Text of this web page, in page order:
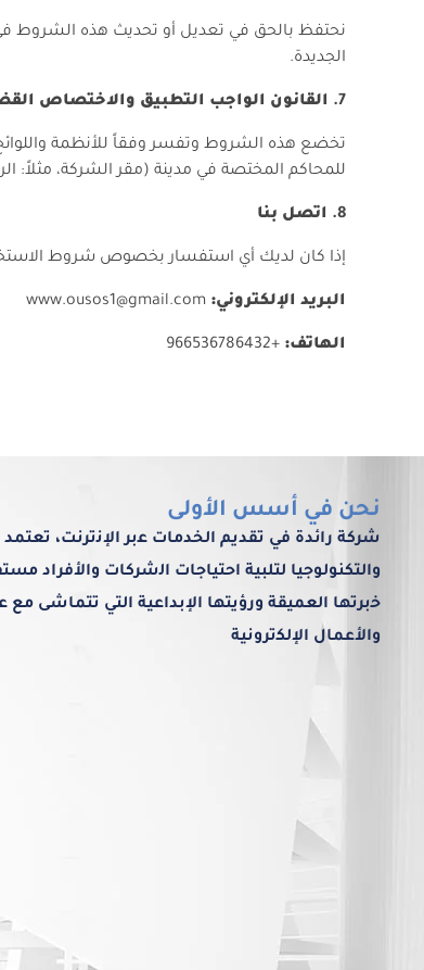
نحتفظ بالحق في تعديل أو تحديث هذه الشروط
الجديدة.
القانون الواجب التطبيق والاختصاص
تخضع هذه الشروط وتفسر وفقاً للأنظمة
للمحاكم المختصة في مدينة (مقر الشركة، مثلاً:
اتصل بنا
إذا كان لديك أي استفسار بخصوص شروط
البريد الإلكتروني:
الهاتف: +966536786432
نحن في أسس الأولى
شرﻛﺔ راﺋﺪة ﻓﻲ ﺗﻘﺪﻳﻢ اﻟﺨﺪﻣﺎت ﻋبر اﻹﻧترﻧﺖ، ﺗﻌﺘﻤﺪ
واﻟﺘﻜﻨﻮﻟﻮﺟﻴﺎ ﻟﺘﻠﺒﻴﺔ اﺣﺘﻴﺎﺟﺎت اﻟشرﻛﺎت واﻷﻓﺮاد
ﺧبرﺗﻬﺎ اﻟﻌﻤﻴﻘﺔ ورؤﻳﺘﻬﺎ اﻹﺑﺪاﻋﻴﺔ اﻟﺘﻲ ﺗﺘﻤﺎﺷﻰ ﻣﻊ
واﻷﻋﻤﺎل اﻹﻟﻜتروﻧﻴﺔ